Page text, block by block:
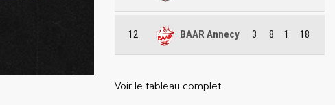
12 BAAR Annecy 3 8 1 18
Voir le tableau complet